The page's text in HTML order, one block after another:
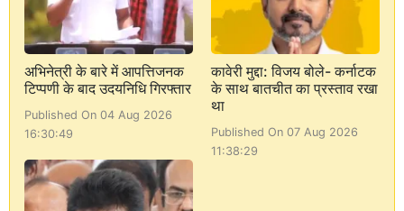
अभिनेत्री के बारे में आपत्तिजनक
टिप्पणी के बाद उदयनिधि गिरफ्तार
Published On 04 Aug 2026
16:30:49
कावेरी मुद्दा: विजय बोले- कर्नाटक
के साथ बातचीत का प्रस्ताव रखा
था
Published On 07 Aug 2026
11:38:29